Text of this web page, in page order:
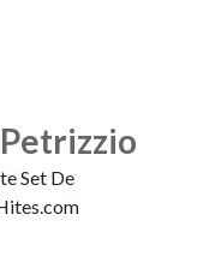
Set De